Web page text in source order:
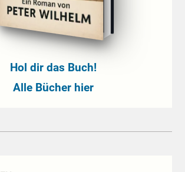
Hol dir das Buch!
Alle Bücher hier